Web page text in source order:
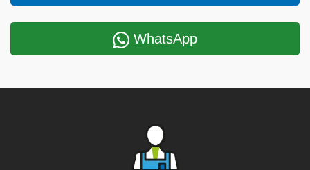
WhatsApp